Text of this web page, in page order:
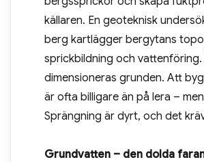
källaren. En geoteknisk
berg kartlägger bergytans
sprickbildning och vattenföring.
dimensioneras grunden. Att
är ofta billigare än på lera –
Sprängning är dyrt, och det
Grundvatten – den dolda